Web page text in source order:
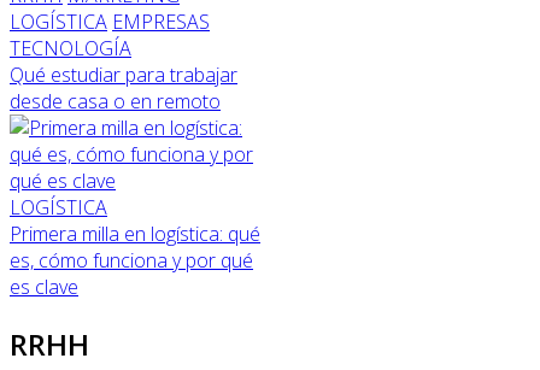
LOGÍSTICA EMPRESAS
TECNOLOGÍA
Qué estudiar para trabajar
desde casa o en remoto
LOGÍSTICA
Primera milla en logística: qué
es, cómo funciona y por qué
es clave
RRHH